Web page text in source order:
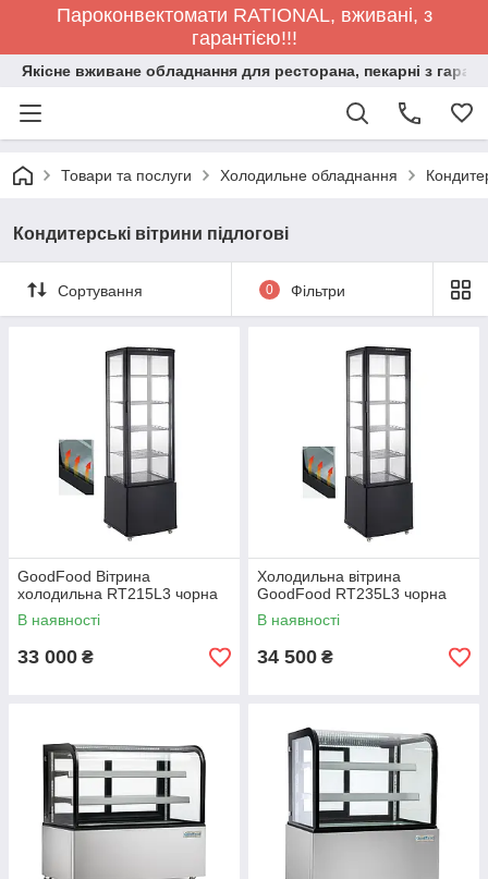
Пароконвектомати RATIONAL, вживані, з
гарантією!!!
Якісне вживане обладнання для ресторана, пекарні з
Товари та послуги Холодильне обладнання
Кондитерські вітрини підлогові
Сортування 0 Фільтри
GoodFood Вітрина
холодильна RT215L3 чорна
В наявності
33 000 ₴
Холодильна вітрина
GoodFood RT235L3 чорна
В наявності
34 500 ₴